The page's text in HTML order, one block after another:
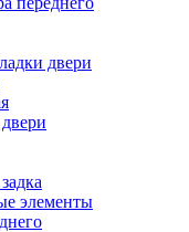
двери
элементы